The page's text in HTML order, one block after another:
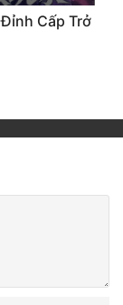
Cấp Trở